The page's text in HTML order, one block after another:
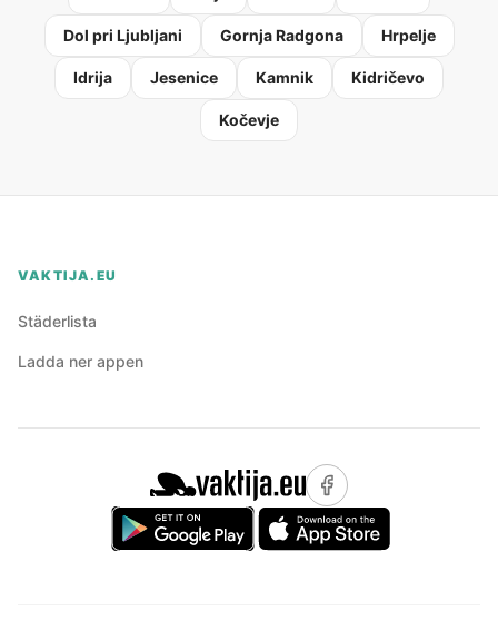
Dol pri Ljubljani Gornja Radgona Hrpelje
Idrija Jesenice Kamnik Kidričevo
Kočevje
VAKTIJA.EU
Städerlista
Ladda ner appen